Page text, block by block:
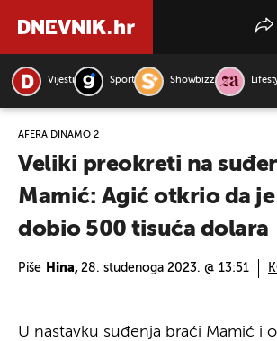
Vijesti Sport Showbizz
AFERA DINAMO 2
Veliki preokreti na
Mamić: Agić otkrio da
dobio 500 tisuća dolara
Piše Hina, 28. studenoga 2023. @ 13:51
U nastavku suđenja braći Mamić i
PRETRAŽITE VIJESTI